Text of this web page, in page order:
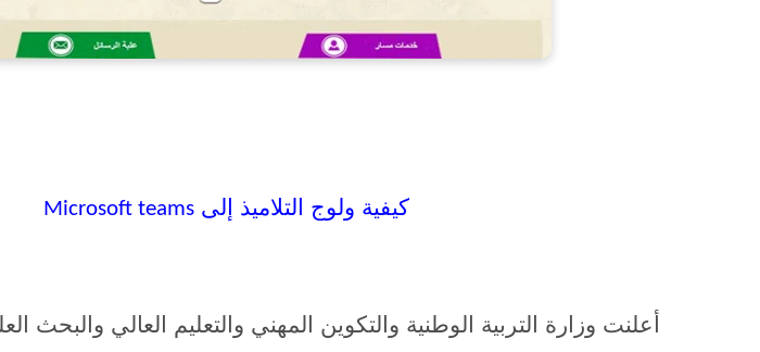
كيفية ولوج التلاميذ إلىMicrosoft teams
أعلنت وزارة التربية الوطنية والتكوين المهني والتعليم العالي والبحث